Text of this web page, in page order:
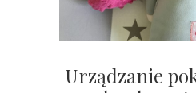
Urządzanie